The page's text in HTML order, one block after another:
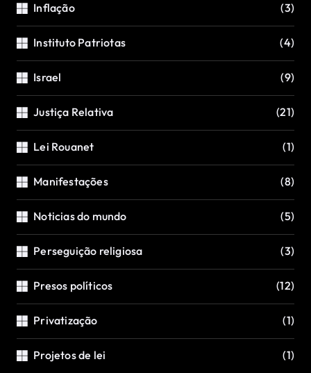
Inflação (3)
Instituto Patriotas (4)
Israel (9)
Justiça Relativa (21)
Lei Rouanet (1)
Manifestações (8)
Noticias do mundo (5)
Perseguição religiosa (3)
Presos políticos (12)
Privatização (1)
Projetos de lei (1)